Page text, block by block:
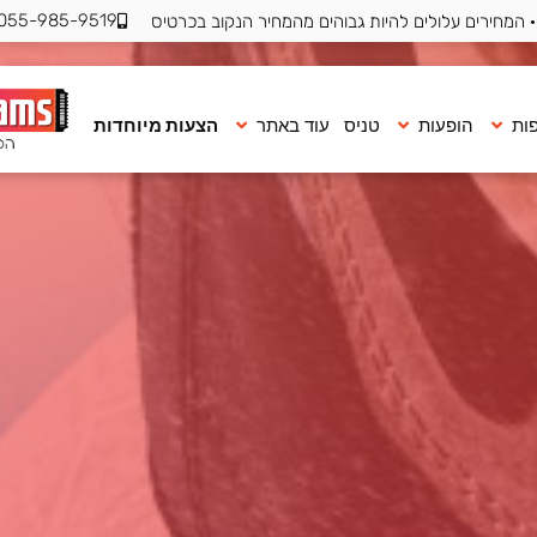
עלולים להיות גבוהים מהמחיר הנקוב בכרטיס 985-9519
הופעות טניס עוד באתר הצעות מיוחדות